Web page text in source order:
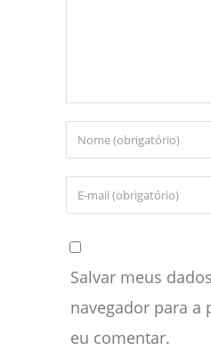
Salvar meus
navegador para a
eu comentar.